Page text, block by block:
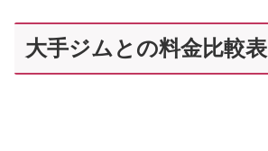
大手ジムとの料金比較表